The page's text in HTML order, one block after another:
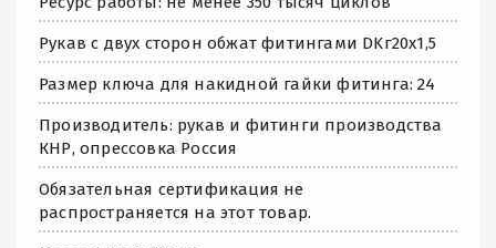
Рукав с двух сторон обжат фитингами DKг20х1,5
Размер ключа для накидной гайки фитинга: 24
Производитель: рукав и фитинги производства
КНР, опрессовка Россия
Обязательная сертификация не
распространяется на этот товар.